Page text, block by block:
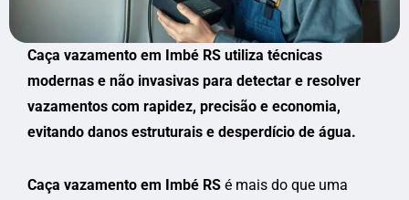
Caça vazamento em Imbé RS utiliza técnicas
modernas e não invasivas para detectar e resolver
vazamentos com rapidez, precisão e economia,
evitando danos estruturais e desperdício de água.
Caça vazamento em Imbé RS é mais do que uma